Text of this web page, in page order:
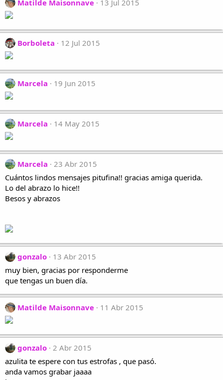
Matilde Maisonnave 13 Jul 2015
Borboleta 12 Jul 2015
Marcela 19 Jun 2015
Marcela 14 May 2015
Marcela
23 Abr 2015
Cuántos lindos mensajes pitufina!! gracias amiga querida.
Lo del abrazo lo hice!!
Besos y abrazos
gonzalo
13 Abr 2015
muy bien, gracias por responderme
que tengas un buen día.
Matilde Maisonnave 11 Abr 2015
gonzalo 2 Abr 2015
azulita te espere con tus estrofas , que pasó.
anda vamos grabar jaaaa